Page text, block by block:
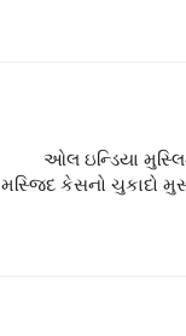
ઓલ ઇન્ડિયા
મસ્જિદ કેસનો ચુકાદો